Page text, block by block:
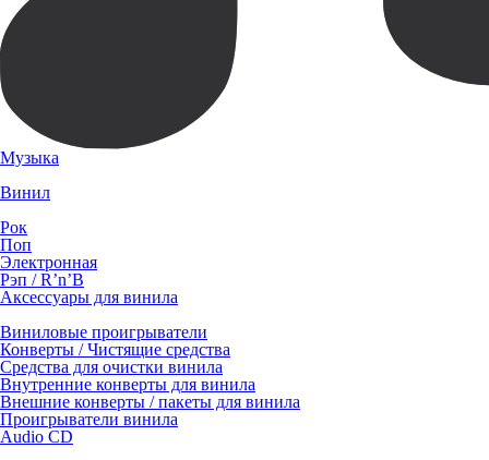
Музыка
Винил
Рок
Поп
Электронная
Рэп / R’n’B
Аксессуары для винила
Виниловые проигрыватели
Конверты / Чистящие средства
Средства для очистки винила
Внутренние конверты для винила
Внешние конверты / пакеты для винила
Проигрыватели винила
Audio CD